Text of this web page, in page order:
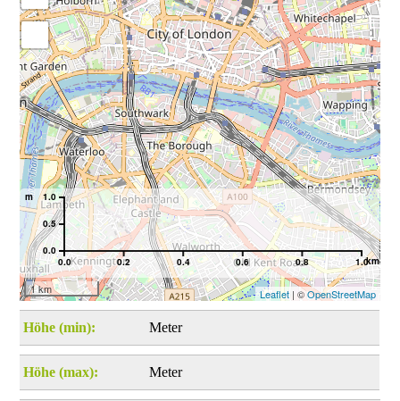
0.0 0.2 0.4 0.6 0.8 1.0km
0.0
0.5
1.0
m
1 km Leaflet| ©OpenStreetMap
Höhe (min): Meter
Höhe (max): Meter